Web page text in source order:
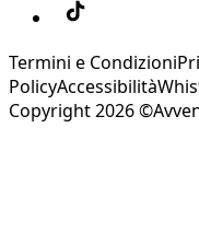
Termini e Condizioni
PolicyAccessibilità
Copyright 2026